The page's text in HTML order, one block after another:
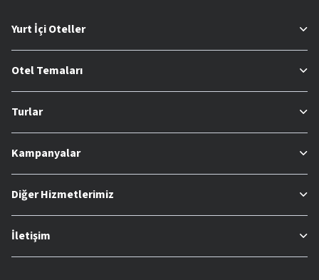
Yurt İçi Oteller
Otel Temaları
Turlar
Kampanyalar
Diğer Hizmetlerimiz
İletişim